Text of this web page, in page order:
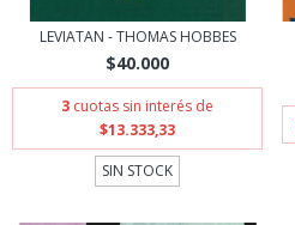
LEVIATAN - THOMAS HOBBES
$40.000
3 cuotas sin interés de
$13.333,33
SIN STOCK